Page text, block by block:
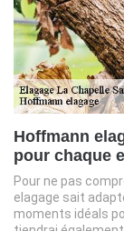
Hoffmann
pour chaque
Pour ne pas
elagage sait
moments idéals